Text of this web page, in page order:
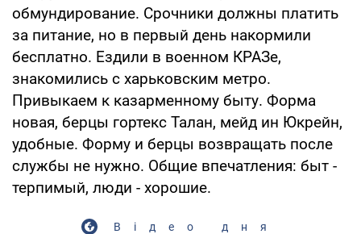
обмундирование. Срочники должны платить
за питание, но в первый день накормили
бесплатно. Ездили в военном КРАЗе,
знакомились с харьковским метро.
Привыкаем к казарменному быту. Форма
новая, берцы гортекс Талан, мейд ин Юкрейн,
удобные. Форму и берцы возвращать после
службы не нужно. Общие впечатления: быт -
терпимый, люди - хорошие.
Відео дня